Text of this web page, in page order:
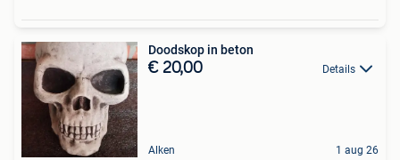
Doodskop in beton
€ 20,00 Details
Alken 1 aug 26